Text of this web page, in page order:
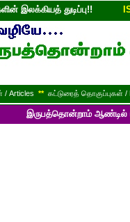
இலக்கியத் துடிப்பு!!
/ Articles ** கட்டுரைத் தொகுப்புகள் /
ஆண்டில் பயணித்துக்